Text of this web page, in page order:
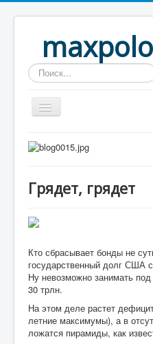
Искать...
Home
Рассказы
Грядет, грядет
Кто сбрасывает бонды не
государственный долг США
Ну невозможно занимать
30 трлн.
На этом деле растет
летние максимумы), а в
ложатся пирамиды, как